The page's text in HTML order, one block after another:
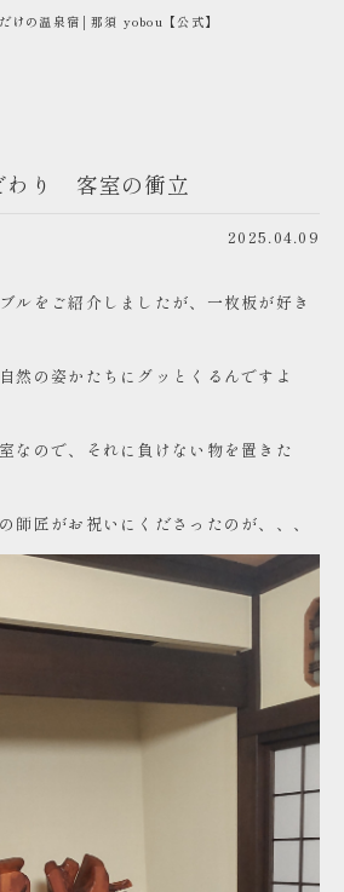
けの温泉宿│那須 yobou【公式】
わり 客室の衝立
2025.04.09
ルをご紹介しましたが、一枚板が好き
然の姿かたちにグッとくるんですよ
なので、それに負けない物を置きた
師匠がお祝いにくださったのが、、、